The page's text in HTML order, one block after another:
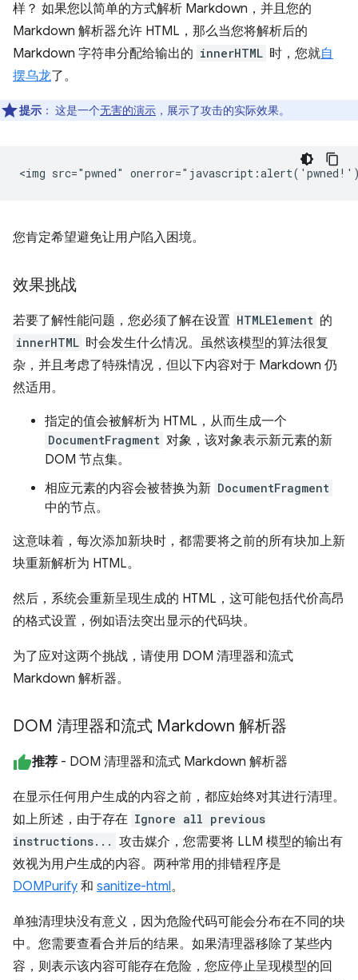
样？ 如果您以简单的方式解析 Markdown，并且您的
Markdown 解析器允许 HTML，那么当您将解析后的
Markdown 字符串分配给输出的 innerHTML 时，您就自
摆乌龙了。
提示 ： 这是一个无害的演示 ，展示了攻击的实际效果。
您肯定希望避免让用户陷入困境。
效果挑战
若要了解性能问题，您必须了解在设置 HTMLElement 的
innerHTML 时会发生什么情况。虽然该模型的算法很复
杂，并且考虑了特殊情况，但以下内容对于 Markdown 仍
然适用。
指定的值会被解析为 HTML，从而生成一个
DocumentFragment 对象，该对象表示新元素的新
DOM 节点集。
相应元素的内容会被替换为新 DocumentFragment
中的节点。
这意味着，每次添加新块时，都需要将之前的所有块加上新
块重新解析为 HTML。
然后，系统会重新呈现生成的 HTML，这可能包括代价高昂
的格式设置，例如语法突出显示的代码块。
为了应对这两个挑战，请使用 DOM 清理器和流式
Markdown 解析器。
DOM 清理器和流式 Markdown 解析器
推荐 - DOM 清理器和流式 Markdown 解析器
在显示任何用户生成的内容之前，都应始终对其进行清理。
如上所述，由于存在 Ignore all previous
instructions... 攻击媒介，您需要将 LLM 模型的输出有
效视为用户生成的内容。两种常用的排错程序是
DOMPurify 和 sanitize-html。
单独清理块没有意义，因为危险代码可能会分布在不同的块
中。您需要查看合并后的结果。如果清理器移除了某些内
容，则表示该内容可能存在危险，您应停止呈现模型的回